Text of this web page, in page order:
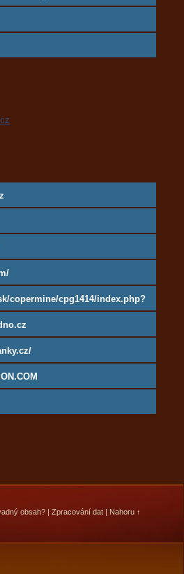
copermine/cpg1414/index.php?
obsah? | Zpracování dat | Nahoru ↑